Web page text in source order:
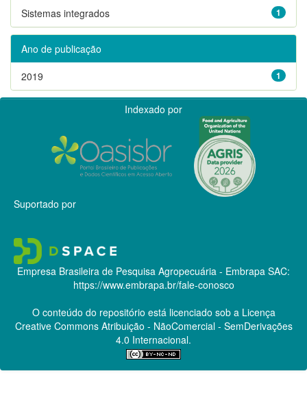
1
Sistemas integrados
Ano de publicação
1
2019
Indexado por
Suportado por
Empresa Brasileira de Pesquisa Agropecuária - Embrapa SAC:
https://www.embrapa.br/fale-conosco
O conteúdo do repositório está licenciado sob a Licença
Creative CommonsAtribuição - NãoComercial - SemDerivações
4.0 Internacional.